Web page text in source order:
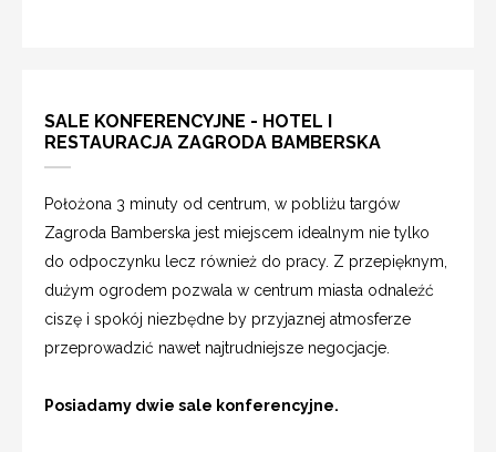
SALE KONFERENCYJNE - HOTEL I
RESTAURACJA ZAGRODA BAMBERSKA
Położona 3 minuty od centrum, w pobliżu targów
Zagroda Bamberska jest miejscem idealnym nie tylko
do odpoczynku lecz również do pracy. Z przepięknym,
dużym ogrodem pozwala w centrum miasta odnaleźć
ciszę i spokój niezbędne by przyjaznej atmosferze
przeprowadzić nawet najtrudniejsze negocjacje.
Posiadamy dwie sale konferencyjne.